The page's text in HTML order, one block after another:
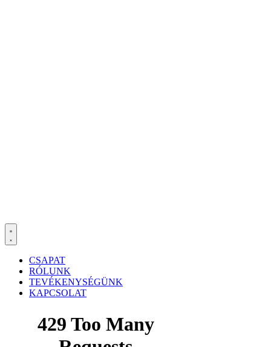
CSAPAT
RÓLUNK
TEVÉKENYSÉGÜNK
KAPCSOLAT